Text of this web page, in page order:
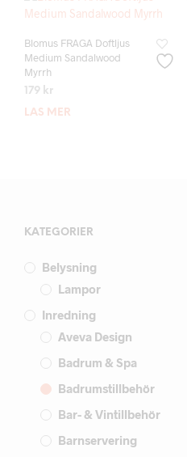
Blomus FRAGA Doftljus
Medium Sandalwood
Myrrh
179 kr
LÄS MER
KATEGORIER
Belysning
Lampor
Inredning
Aveva Design
Badrum & Spa
Badrumstillbehör
Bar- & Vintillbehör
Barnservering